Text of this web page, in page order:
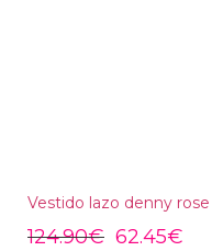
Vestido lazo denny rose
124.90€ 62.45€